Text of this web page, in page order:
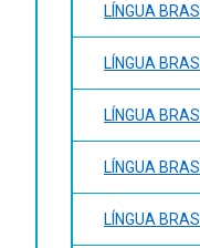
LÍNGUA
LÍNGUA
LÍNGUA
LÍNGUA
LÍNGUA